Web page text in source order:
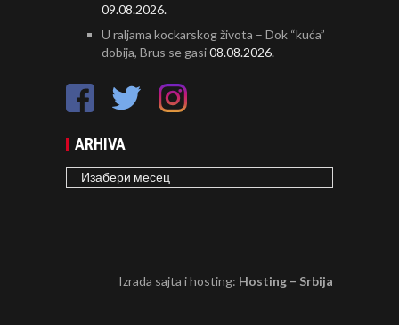
09.08.2026.
U raljama kockarskog života – Dok “kuća”
dobija, Brus se gasi08.08.2026.
ARHIVA
ARHIVA
Izrada sajta i hosting: Hosting – Srbija